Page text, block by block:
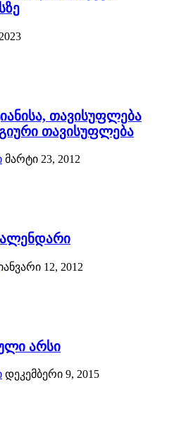
თავისუფლება
თავისუფლება
მარტი 23, 2012
12, 2012
არსი
დეკემბერი 9, 2015